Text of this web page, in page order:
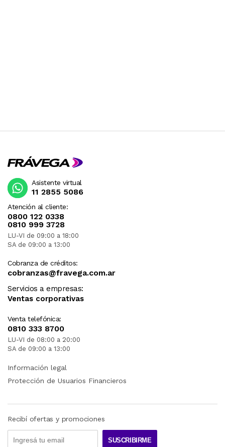
Atención al cliente:
0800 122 0338
0810 999 3728
LU-VI de 09:00 a 18:00
SA de 09:00 a 13:00
Cobranza de créditos:
cobranzas@fravega.com.ar
Servicios a empresas:
Ventas corporativas
Venta telefónica:
0810 333 8700
LU-VI de 08:00 a 20:00
SA de 09:00 a 13:00
Asistente virtual
11 2855 5086
Información legal
Protección de Usuarios Financieros
Recibí ofertas y promociones
SUSCRIBIRME